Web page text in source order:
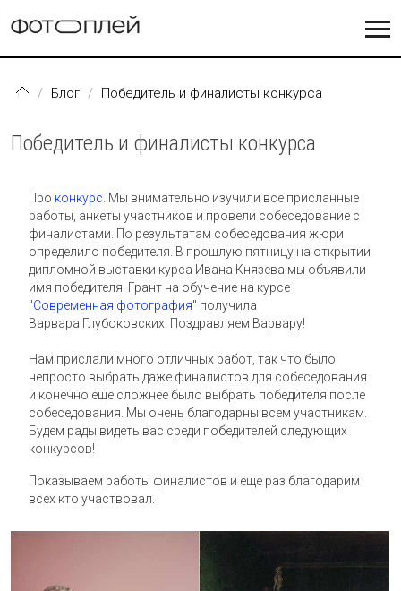
Блог Победитель и финалисты конкурса
Победитель и финалисты конкурса
Про конкурс . Мы внимательно изучили все присланные
работы, анкеты участников и провели собеседование с
финалистами. По результатам собеседования жюри
определило победителя. В прошлую пятницу на открытии
дипломной выставки курса Ивана Князева мы объявили
имя победителя. Грант на обучение на курсе
"Современная фотография" получила
Варвара Глубоковских. Поздравляем Варвару!
Нам прислали много отличных работ, так что было
непросто выбрать даже финалистов для собеседования
и конечно еще сложнее было выбрать победителя после
собеседования. Мы очень благодарны всем участникам.
Будем рады видеть вас среди победителей следующих
конкурсов!
Показываем работы финалистов и еще раз благодарим
всех кто участвовал.